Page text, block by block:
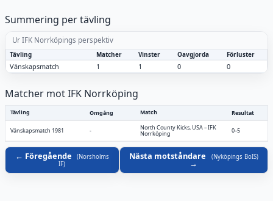
Summering per tävling
Ur IFK Norrköpings perspektiv
Tävling Matcher Vinster Oavgjorda Förluster
Vänskapsmatch 1 1 0 0
Matcher mot IFK Norrköping
Tävling Omgång Match Resultat
Vänskapsmatch 1981 - North County Kicks, USA–IFK
Norrköping 0–5
Föregående (Norsholms
IF)
Nästa motståndare (Nyköpings BoIS)